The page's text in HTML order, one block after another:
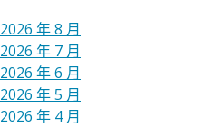
2026 年 8 月
2026 年 7 月
2026 年 6 月
2026 年 5 月
2026 年 4 月